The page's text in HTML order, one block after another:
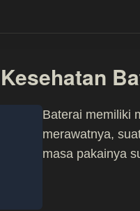
Baterai memiliki
merawatnya,
masa pakainya